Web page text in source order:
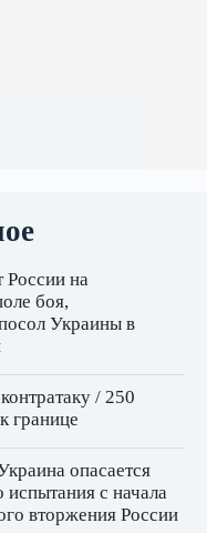
России на
боя,
Украины в
/ 250
границе
опасается
испытания с начала
вторжения России